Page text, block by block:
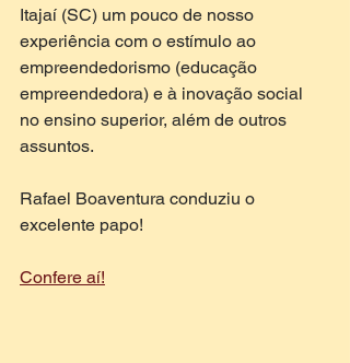
Itajaí (SC) um pouco de nosso
experiência com o estímulo ao
empreendedorismo (educação
empreendedora) e à inovação social
no ensino superior, além de outros
assuntos.
Rafael Boaventura conduziu o
excelente papo!
Confere aí!